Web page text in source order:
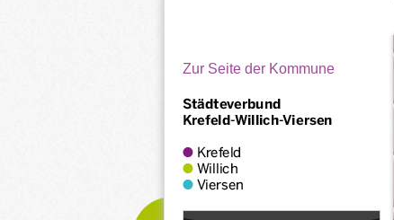
Zur Seite der Kommune